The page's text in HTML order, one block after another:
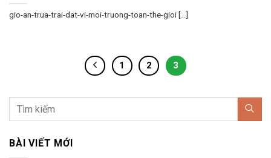
gio-an-trua-trai-dat-vi-moi-truong-toan-the-gioi [...]
1 2 3
BÀI VIẾT MỚI